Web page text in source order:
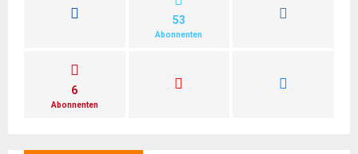
53
Abonnenten
6
Abonnenten